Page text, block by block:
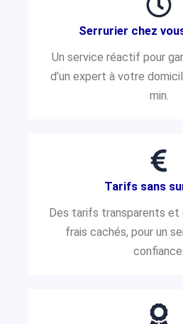
Serrurier chez
Un service réactif pour
d’un expert à votre
min.
Tarifs sans
Des tarifs transparents
frais cachés, pour un
confiance.